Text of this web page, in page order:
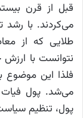
قبل از قرن
می‌کردند. با رشد
طلایی که از
نتوانست با
فلذا این موضوع
می‌شد. پول فیات
پول، تنظیم